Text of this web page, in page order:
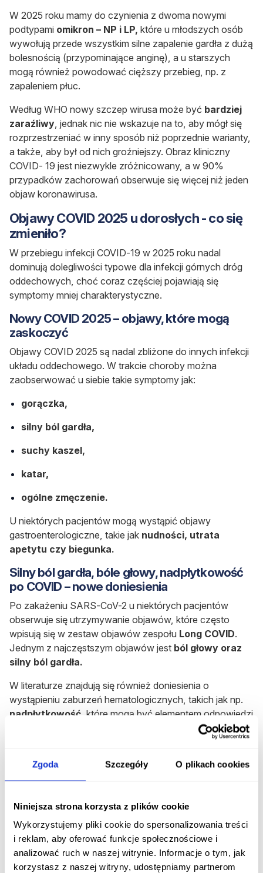
Zgoda Szczegóły O plikach cookies
Niniejsza strona korzysta z plików cookie
Wykorzystujemy pliki cookie do spersonalizowania treści
i reklam, aby oferować funkcje społecznościowe i
analizować ruch w naszej witrynie. Informacje o tym, jak
korzystasz z naszej witryny, udostępniamy partnerom
W 2025 roku mamy do czynienia z dwoma nowymi
podtypami omikron – NP i LP, które u młodszych osób
wywołują przede wszystkim silne zapalenie gardła z dużą
bolesnością (przypominające anginę), a u starszych
mogą również powodować cięższy przebieg, np. z
zapaleniem płuc.
Według WHO nowy szczep wirusa może być bardziej
zaraźliwy , jednak nic nie wskazuje na to, aby mógł się
rozprzestrzeniać w inny sposób niż poprzednie warianty,
a także, aby był od nich groźniejszy. Obraz kliniczny
COVID- 19 jest niezwykle zróżnicowany, a w 90%
przypadków zachorowań obserwuje się więcej niż jeden
objaw koronawirusa.
Objawy COVID 2025 u dorosłych - co się
zmieniło?
W przebiegu infekcji COVID-19 w 2025 roku nadal
dominują dolegliwości typowe dla infekcji górnych dróg
oddechowych, choć coraz częściej pojawiają się
symptomy mniej charakterystyczne.
Nowy COVID 2025 – objawy, które mogą
zaskoczyć
Objawy COVID 2025 są nadal zbliżone do innych infekcji
układu oddechowego. W trakcie choroby można
zaobserwować u siebie takie symptomy jak:
gorączka,
silny ból gardła,
suchy kaszel,
katar,
ogólne zmęczenie.
U niektórych pacjentów mogą wystąpić objawy
gastroenterologiczne, takie jak nudności, utrata
apetytu czy biegunka.
Silny ból gardła, bóle głowy, nadpłytkowość
po COVID – nowe doniesienia
Po zakażeniu SARS-CoV-2 u niektórych pacjentów
obserwuje się utrzymywanie objawów, które często
wpisują się w zestaw objawów zespołu Long COVID.
Jednym z najczęstszym objawów jest ból głowy oraz
silny ból gardła.
W literaturze znajdują się również doniesienia o
wystąpieniu zaburzeń hematologicznych, takich jak np.
nadpłytkowość , które mogą być elementem odpowiedzi
jak długo trwają objawy?
Część chorych zgłasza występowanie objawów po
występowanie zespołulong COVID.Najczęściej
występuje zmęczenie, zaburzenia koncentracji, a także
przewlekły ból głowy oraz gardła. Objawy mogą
utrzymywać się kilka tygodni lub miesięcy, a ich nasilenie
jest zmienne i nie zawsze korelują one z ciężkością